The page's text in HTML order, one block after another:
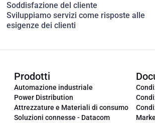
Soddisfazione del cliente
Sviluppiamo servizi come risposte alle
esigenze dei clienti
Prodotti
Automazione industriale
Power Distribution
Attrezzature e Materiali di consumo
Soluzioni connesse - Datacom